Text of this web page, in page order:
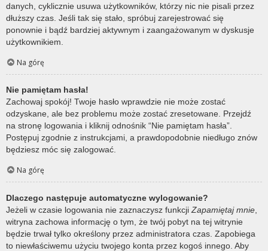
danych, cyklicznie usuwa użytkowników, którzy nic nie pisali przez
dłuższy czas. Jeśli tak się stało, spróbuj zarejestrować się
ponownie i bądź bardziej aktywnym i zaangażowanym w dyskusje
użytkownikiem.
Na górę
Nie pamiętam hasła!
Zachowaj spokój! Twoje hasło wprawdzie nie może zostać
odzyskane, ale bez problemu może zostać zresetowane. Przejdź
na stronę logowania i kliknij odnośnik “Nie pamiętam hasła”.
Postępuj zgodnie z instrukcjami, a prawdopodobnie niedługo znów
będziesz móc się zalogować.
Na górę
Dlaczego następuje automatyczne wylogowanie?
Jeżeli w czasie logowania nie zaznaczysz funkcji Zapamiętaj mnie
witryna zachowa informację o tym, że twój pobyt na tej witrynie
będzie trwał tylko określony przez administratora czas. Zapobiega
to niewłaściwemu użyciu twojego konta przez kogoś innego. Aby